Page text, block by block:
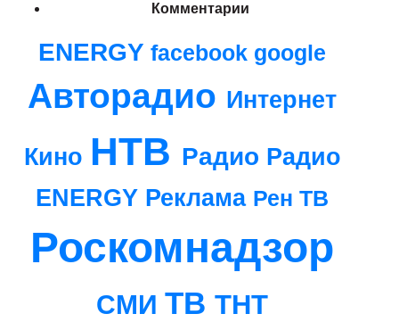
Комментарии
ENERGYfacebook google
Авторадио Интернет
Кино НТВ Радио Радио
ENERGY Реклама Рен ТВ
Роскомнадзор
СМИТВТНТ